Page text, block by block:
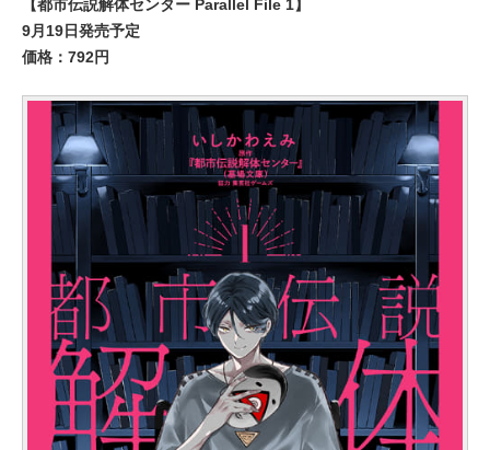
【都市伝説解体センター Parallel File 1】
9月19日発売予定
価格：792円